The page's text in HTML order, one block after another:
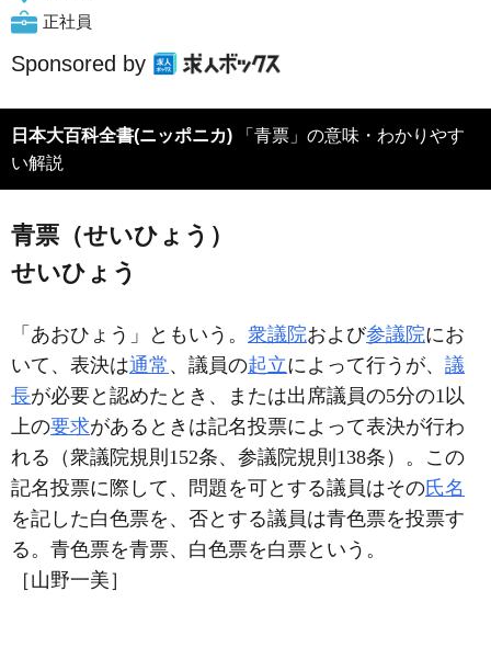
正社員
Sponsored by
日本大百科全書(ニッポニカ) 「青票」の意味・わかりやす
い解説
青票（せいひょう）
せいひょう
「あおひょう」ともいう。 衆議院および参議院にお
いて、表決は通常 、議員の起立によって行うが、 議
長が必要と認めたとき、または出席議員の5分の1以
上の要求があるときは記名投票によって表決が行わ
れる（衆議院規則152条、参議院規則138条）。この
記名投票に際して、問題を可とする議員はその氏名
を記した白色票を、否とする議員は青色票を投票す
る。青色票を青票、白色票を白票という。
［山野一美］